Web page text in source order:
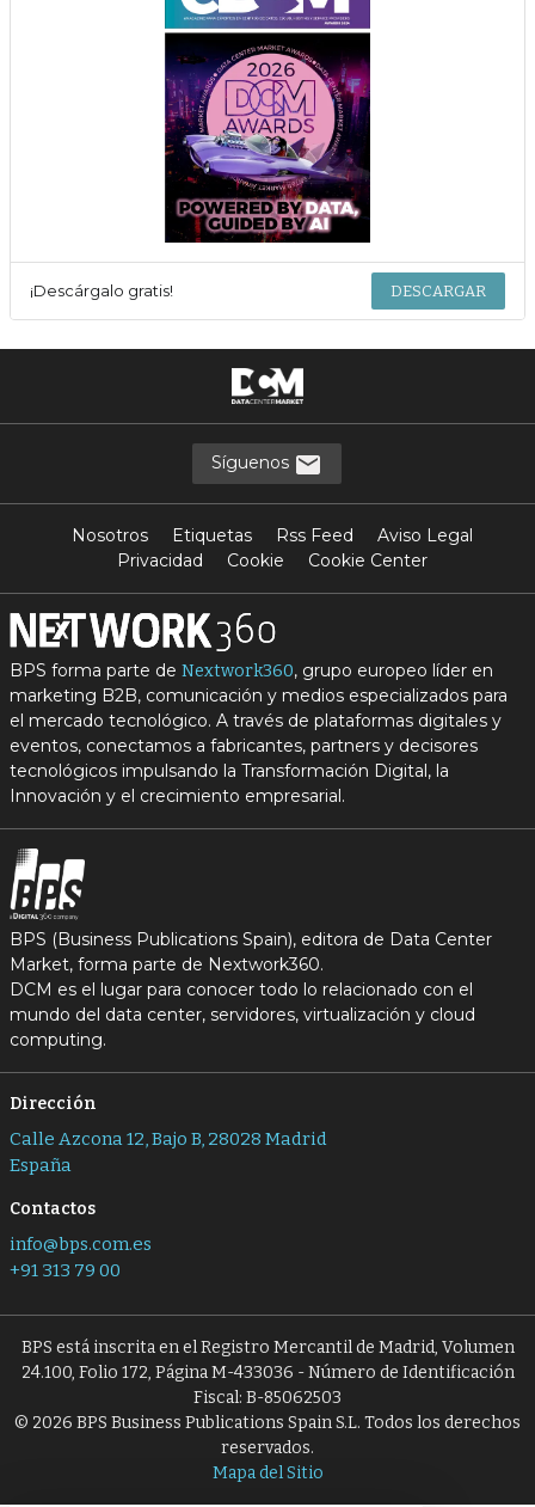
¡Descárgalo gratis! DESCARGAR
Síguenos
Nosotros Etiquetas Rss Feed
Aviso Legal
Privacidad
Cookie Cookie Center
BPS forma parte de Nextwork360, grupo europeo líder en
marketing B2B, comunicación y medios especializados para
el mercado tecnológico. A través de plataformas digitales y
eventos, conectamos a fabricantes, partners y decisores
tecnológicos impulsando la Transformación Digital, la
Innovación y el crecimiento empresarial.
BPS (Business Publications Spain), editora de Data Center
Market, forma parte de Nextwork360.
DCM es el lugar para conocer todo lo relacionado con el
mundo del data center, servidores, virtualización y cloud
computing.
Dirección
Calle Azcona 12, Bajo B, 28028 Madrid
España
Contactos
info@bps.com.es
+91 313 79 00
BPS está inscrita en el Registro Mercantil de Madrid, Volumen
24.100, Folio 172, Página M-433036 - Número de Identificación
Fiscal: B-85062503
© 2026 BPS Business Publications Spain S.L. Todos los derechos
reservados.
Mapa del Sitio